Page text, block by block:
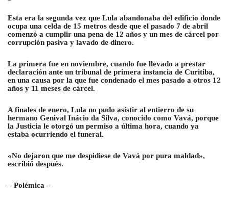
Esta era la segunda vez que Lula abandonaba del edificio donde
ocupa una celda de 15 metros desde que el pasado 7 de abril
comenzó a cumplir una pena de 12 años y un mes de cárcel por
corrupción pasiva y lavado de dinero.
La primera fue en noviembre, cuando fue llevado a prestar
declaración ante un tribunal de primera instancia de Curitiba,
en una causa por la que fue condenado el mes pasado a otros 12
años y 11 meses de cárcel.
A finales de enero, Lula no pudo asistir al entierro de su
hermano Genival Inácio da Silva, conocido como Vavá, porque
la Justicia le otorgó un permiso a última hora, cuando ya
estaba ocurriendo el funeral.
«No dejaron que me despidiese de Vavá por pura maldad»,
escribió después.
– Polémica –